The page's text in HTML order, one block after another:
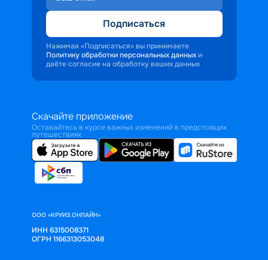
Подписаться
Нажимая «Подписаться» вы принимаете
Политику обработки персональных данных и
даёте согласие на обработку ваших данных
Скачайте приложение
Оставайтесь в курсе важных изменений в предстоящих
путешествиях
ООО «КРУИЗ.ОНЛАЙН»
ИНН 6315008371
ОГРН 1166313053048